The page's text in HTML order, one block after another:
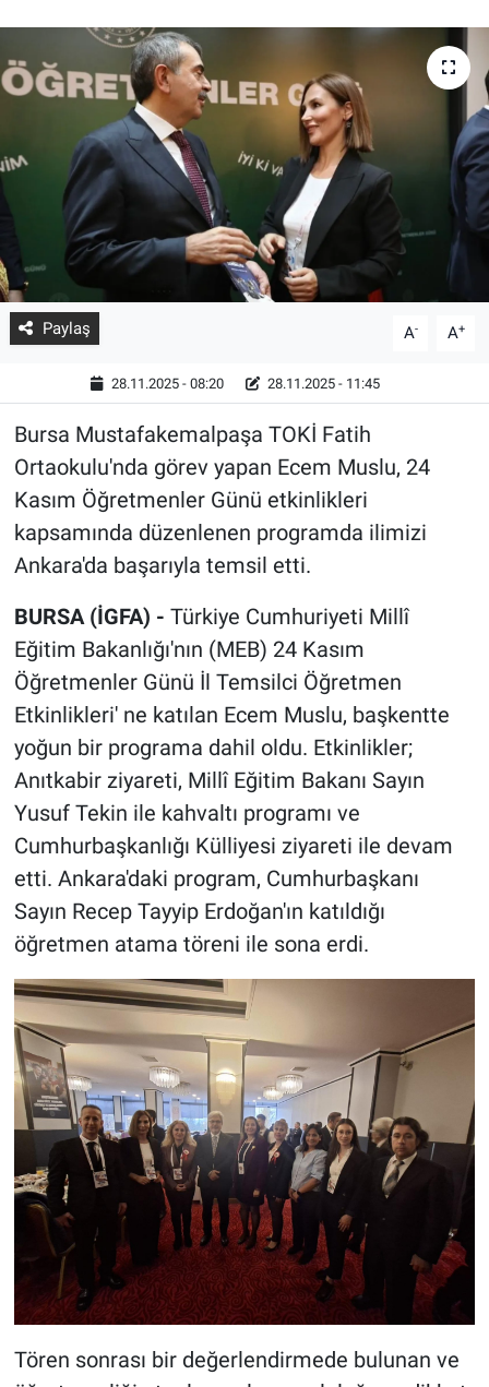
Paylaş A- A+
28.11.2025 - 08:20 28.11.2025 - 11:45
Bursa Mustafakemalpaşa TOKİ Fatih
Ortaokulu'nda görev yapan Ecem Muslu, 24
Kasım Öğretmenler Günü etkinlikleri
kapsamında düzenlenen programda ilimizi
Ankara'da başarıyla temsil etti.
BURSA (İGFA) - Türkiye Cumhuriyeti Millî
Eğitim Bakanlığı'nın (MEB) 24 Kasım
Öğretmenler Günü İl Temsilci Öğretmen
Etkinlikleri' ne katılan Ecem Muslu, başkentte
yoğun bir programa dahil oldu. Etkinlikler;
Anıtkabir ziyareti, Millî Eğitim Bakanı Sayın
Yusuf Tekin ile kahvaltı programı ve
Cumhurbaşkanlığı Külliyesi ziyareti ile devam
etti. Ankara'daki program, Cumhurbaşkanı
Sayın Recep Tayyip Erdoğan'ın katıldığı
öğretmen atama töreni ile sona erdi.
Tören sonrası bir değerlendirmede bulunan ve